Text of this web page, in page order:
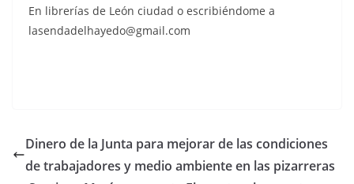
En librerías de León ciudad o escribiéndome a
lasendadelhayedo@gmail.com
Dinero de la Junta para mejorar de las condiciones
de trabajadores y medio ambiente en las pizarreras